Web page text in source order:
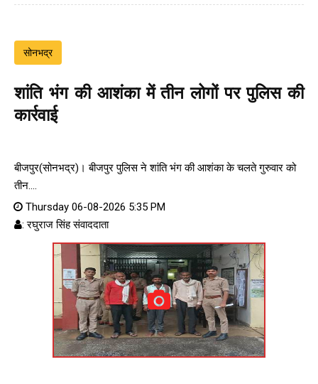
सोनभद्र
शांति भंग की आशंका में तीन लोगों पर पुलिस की
कार्रवाई
बीजपुर(सोनभद्र)। बीजपुर पुलिस ने शांति भंग की आशंका के चलते गुरुवार को
तीन....
Thursday 06-08-2026 5:35 PM
: रघुराज सिंह संवाददाता